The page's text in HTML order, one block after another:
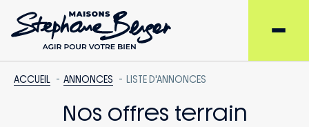
ACCUEIL ANNONCES LISTE D'ANNONCES
Nos offres terrain